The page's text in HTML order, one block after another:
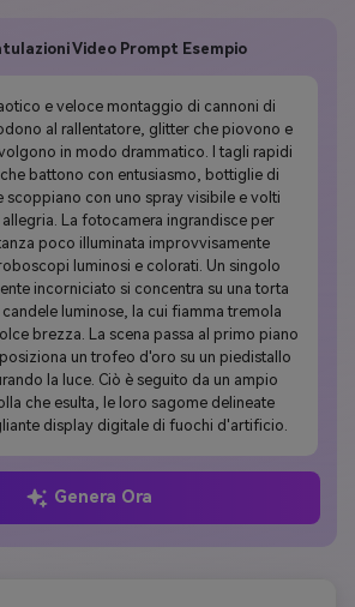
Video Prompt Esempio
e veloce montaggio di cannoni di
al rallentatore, glitter che piovono e
in modo drammatico. I tagli rapidi
battono con entusiasmo, bottiglie di
scoppiano con uno spray visibile e volti
allegria. La fotocamera ingrandisce per
poco illuminata improvvisamente
luminosi e colorati. Un singolo
incorniciato si concentra su una torta
luminose, la cui fiamma tremola
brezza. La scena passa al primo piano
un trofeo d'oro su un piedistallo
la luce. Ciò è seguito da un ampio
che esulta, le loro sagome delineate
display digitale di fuochi d'artificio.
Genera Ora